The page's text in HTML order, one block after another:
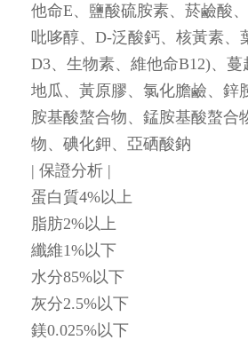
他命E、鹽酸硫胺素、菸鹼酸
吡哆醇、D-泛酸鈣、核黃素、
D3、生物素、維他命B12)、蔓
地瓜、黃原膠、氯化膽鹼、鋅
胺基酸螯合物、錳胺基酸螯合
物、碘化鉀、亞硒酸鈉
| 保證分析 |
蛋白質4%以上
脂肪2%以上
纖維1%以下
水分85%以下
灰分2.5%以下
鎂0.025%以下